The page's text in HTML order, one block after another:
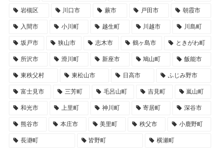
岩槻区 川口市 蕨市 戸田市 朝霞市
入間市 小川町 越生町 川越市 川島町
坂戸市 狭山市 志木市 鶴ヶ島市 ときがわ町
所沢市 滑川町 新座市 鳩山町 飯能市
東秩父村 東松山市 日高市 ふじみ野市
富士見市 三芳町 毛呂山町 吉見町 嵐山町
和光市 上里町 神川町 寄居町 深谷市
熊谷市 本庄市 美里町 秩父市 小鹿野町
長瀞町 皆野町 横瀬町